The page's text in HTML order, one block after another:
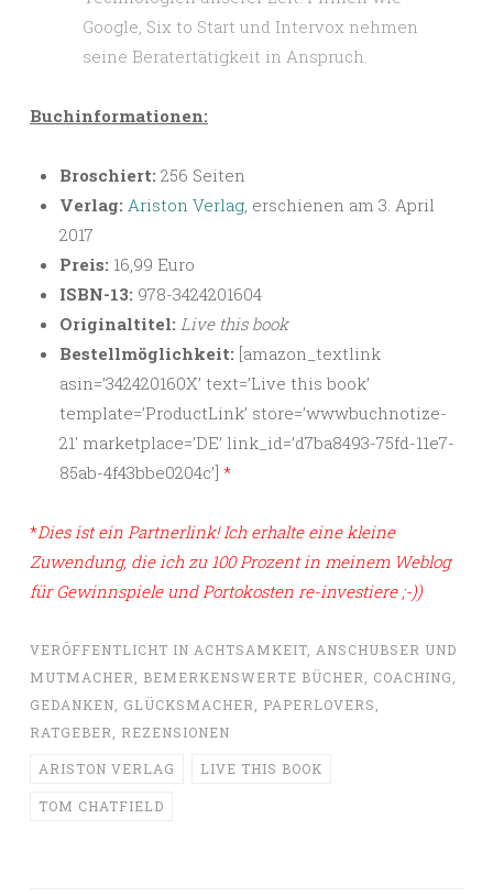
Google, Six to Start und Intervox nehmen
seine Beratertätigkeit in Anspruch.
Buchinformationen:
Broschiert: 256 Seiten
Verlag: Ariston Verlag, erschienen am 3. April
2017
Preis: 16,99 Euro
ISBN-13: 978-3424201604
Originaltitel: Live this book
Bestellmöglichkeit: [amazon_textlink
asin=’342420160X’ text=’Live this book’
template=’ProductLink’ store=’wwwbuchnotize-
21′ marketplace=’DE’ link_id=’d7ba8493-75fd-11e7-
85ab-4f43bbe0204c’] *
*Dies ist ein Partnerlink! Ich erhalte eine kleine
Zuwendung, die ich zu 100 Prozent in meinem Weblog
für Gewinnspiele und Portokosten re-investiere ;-))
VERÖFFENTLICHT IN ACHTSAMKEIT ANSCHUBSER UND
MUTMACHER
BEMERKENSWERTE BÜCHER COACHING
GEDANKEN
GLÜCKSMACHER PAPERLOVERS
RATGEBER
REZENSIONEN
ARISTON VERLAG LIVE THIS BOOK
TOM CHATFIELD